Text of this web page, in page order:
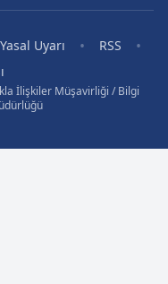
Yasal Uyarı • RSS •
İlişkiler Müşavirliği / Bilgi